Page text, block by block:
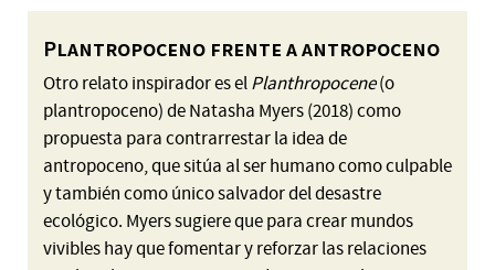
Plantropoceno frente a antropoceno
Otro relato inspirador es elPlanthropocene(o
plantropoceno) de Natasha Myers (2018) como
propuesta para contrarrestar la idea de
antropoceno, que sitúa al ser humano como culpable
y también como único salvador del desastre
ecológico. Myers sugiere que para crear mundos
vivibles hay que fomentar y reforzar las relaciones